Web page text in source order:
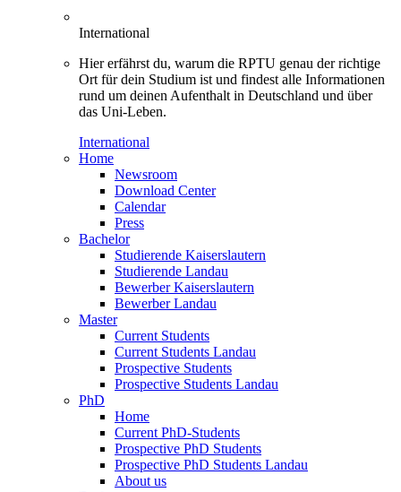
International
Hier erfährst du, warum die RPTU genau der richtige
Ort für dein Studium ist und findest alle Informationen
rund um deinen Aufenthalt in Deutschland und über
das Uni-Leben.
International
Home
Newsroom
Download Center
Calendar
Press
Bachelor
Studierende Kaiserslautern
Studierende Landau
Bewerber Kaiserslautern
Bewerber Landau
Master
Current Students
Current Students Landau
Prospective Students
Prospective Students Landau
PhD
Home
Current PhD-Students
Prospective PhD Students
Prospective PhD Students Landau
About us